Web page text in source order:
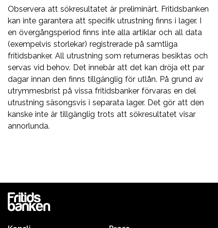
Observera att sökresultatet är preliminärt. Fritidsbanken
kan inte garantera att specifik utrustning finns i lager. I
en övergångsperiod finns inte alla artiklar och all data
(exempelvis storlekar) registrerade på samtliga
fritidsbanker. All utrustning som returneras besiktas och
servas vid behov. Det innebär att det kan dröja ett par
dagar innan den finns tillgänglig för utlån. På grund av
utrymmesbrist på vissa fritidsbanker förvaras en del
utrustning säsongsvis i separata lager. Det gör att den
kanske inte är tillgänglig trots att sökresultatet visar
annorlunda.